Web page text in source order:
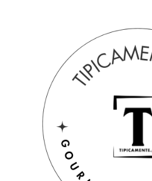
Filtrar produtos
1-12 de 50 produtos
Aplicar filtros
ORDENAR POR